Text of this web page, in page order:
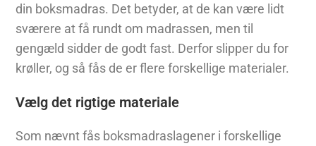
din boksmadras. Det betyder, at de kan være lidt
sværere at få rundt om madrassen, men til
gengæld sidder de godt fast. Derfor slipper du for
krøller, og så fås de er flere forskellige materialer.
Vælg det rigtige materiale
Som nævnt fås boksmadraslagener i forskellige